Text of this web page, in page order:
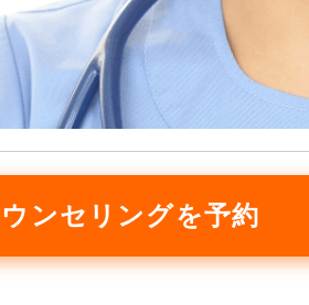
ンセリングを予約